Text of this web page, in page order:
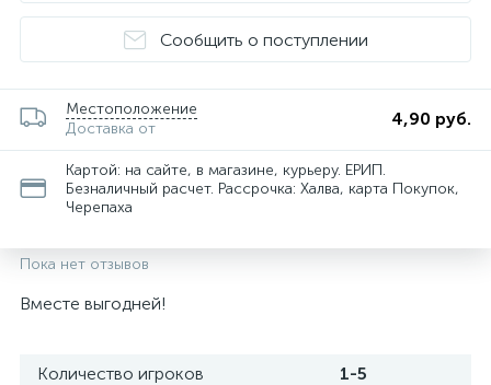
Сообщить о поступлении
Местоположение
Доставка от
4,90 руб.
Картой: на сайте, в магазине, курьеру. ЕРИП.
Безналичный расчет. Рассрочка: Халва, карта Покупок,
Черепаха
Пока нет отзывов
Вместе выгодней!
Количество игроков
1-5